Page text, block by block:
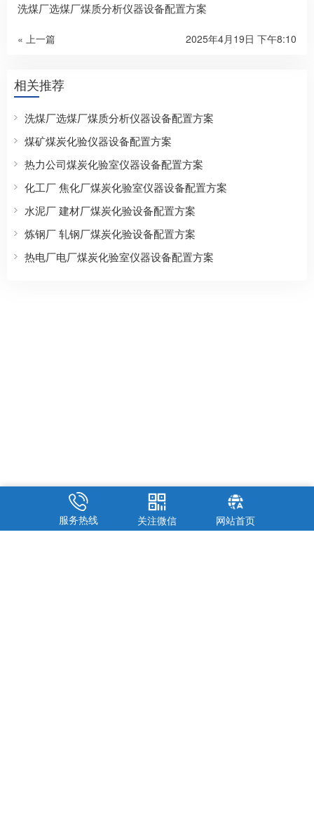
洗煤厂选煤厂煤质分析仪器设备配置方案
« 上一篇 2025年4月19日 下午8:10
相关推荐
洗煤厂选煤厂煤质分析仪器设备配置方案
煤矿煤炭化验仪器设备配置方案
热力公司煤炭化验室仪器设备配置方案
化工厂 焦化厂煤炭化验室仪器设备配置方案
水泥厂 建材厂煤炭化验设备配置方案
炼钢厂 轧钢厂煤炭化验设备配置方案
热电厂电厂煤炭化验室仪器设备配置方案
服务热线 关注微信 网站首页